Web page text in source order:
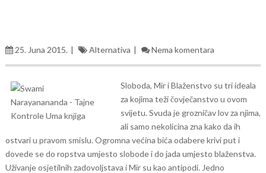
25. Juna 2015. Alternativa Nema komentara
Sloboda, Mir i Blaženstvo su tri ideala
za kojima teži čovječanstvo u ovom
svijetu. Svuda je grozničav lov za njima,
ali samo nekolicina zna kako da ih
ostvari u pravom smislu. Ogromna većina bića odabere krivi put i
dovede se do ropstva umjesto slobode i do jada umjesto blaženstva.
Uživanje osjetilnih zadovoljstava i Mir su kao antipodi. Jedno